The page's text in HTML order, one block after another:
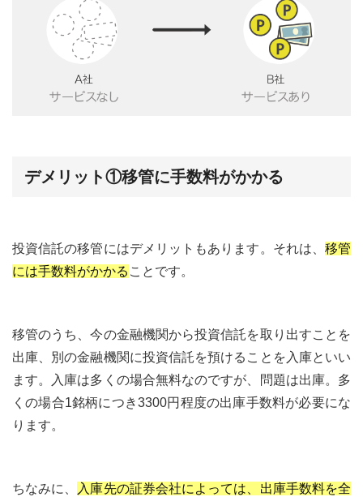
デメリット①移管に手数料がかかる
投資信託の移管にはデメリットもあります。それは、 移管
には手数料がかかる ことです。
移管のうち、今の金融機関から投資信託を取り出すことを
出庫、別の金融機関に投資信託を預けることを入庫といい
ます。入庫は多くの場合無料なのですが、問題は出庫。多
くの場合1銘柄につき3300円程度の出庫手数料が必要にな
ります。
ちなみに、
入庫先の証券会社によっては、出庫手数料を全